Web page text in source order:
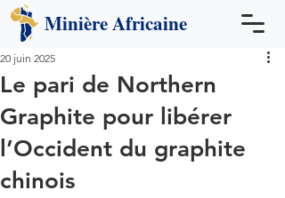
MinièreAfricaine
Le pari de Northern
Graphite pour libérer
l’Occident du graphite
chinois
20 juin 2025